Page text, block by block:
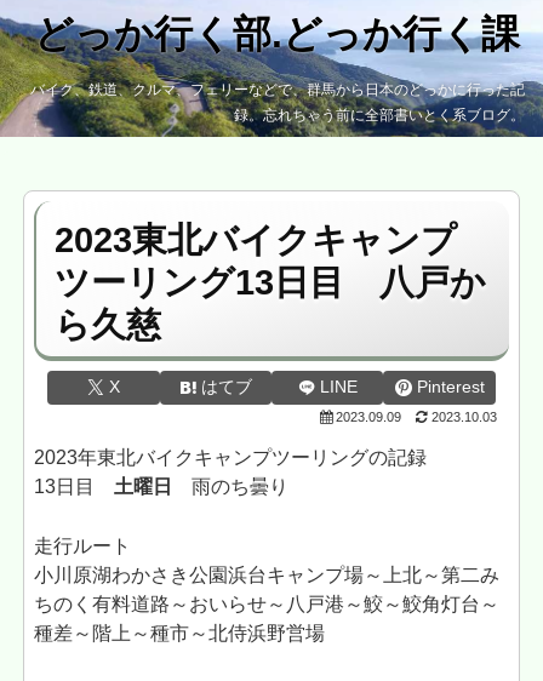
どっか行く部.どっか行く課
バイク、鉄道、クルマ、フェリーなどで、群馬から日本のどっかに行った記
録。忘れちゃう前に全部書いとく系ブログ。
2023東北バイクキャンプ
ツーリング13日目 八戸か
ら久慈
X はてブ LINE Pinterest
2023.09.09 2023.10.03
2023年東北バイクキャンプツーリングの記録
13日目 土曜日 雨のち曇り
走行ルート
小川原湖わかさき公園浜台キャンプ場～上北～第二み
ちのく有料道路～おいらせ～八戸港～鮫～鮫角灯台～
種差～階上～種市～北侍浜野営場